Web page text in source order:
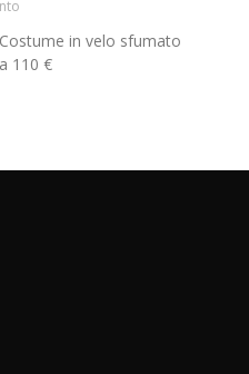
in velo sfumato
110 €